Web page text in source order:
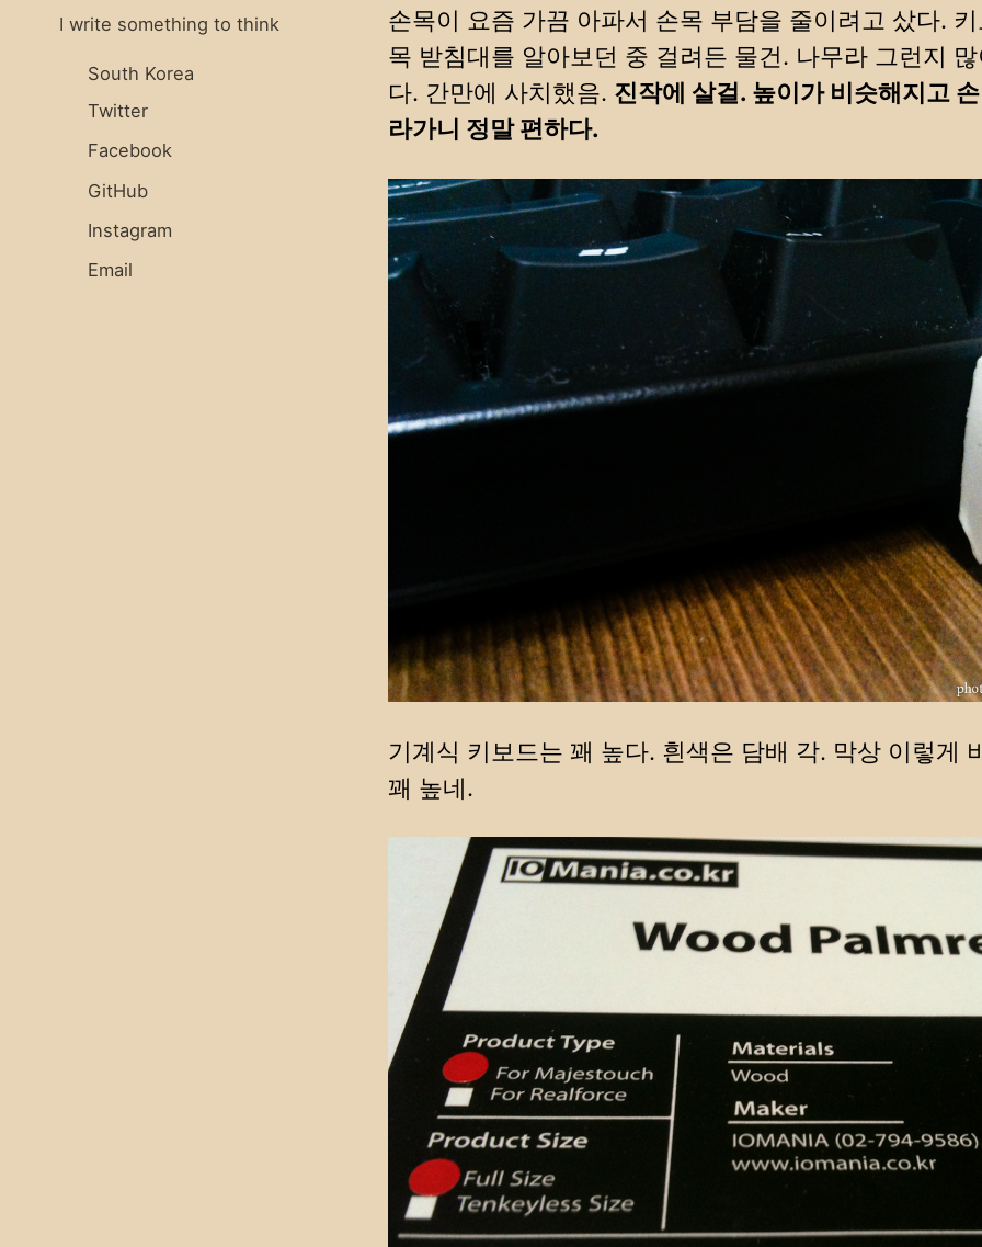
I write something to think
South Korea
Twitter
Facebook
GitHub
Instagram
Email
손목이 요즘 가끔 아파서 손목 부담을 줄이려고 샀다.
목 받침대를 알아보던 중 걸려든 물건. 나무라 그런지
다. 간만에 사치했음. 진작에 살걸. 높이가 비슷해지고
라가니 정말 편하다.
기계식 키보드는 꽤 높다. 흰색은 담배 각. 막상 이렇게
꽤 높네.